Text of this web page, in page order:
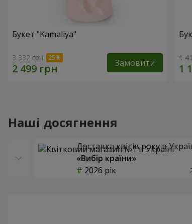
Букет "Kamaliya"
3 332 грн Замовити 1
Наші досягнення
Доставка квітів року в
«Вибір країни»
2026 рік